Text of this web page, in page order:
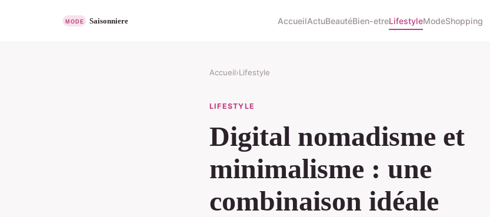
AccueilActuBeautéBien-etreLifestyleModeShopping
Accueil›Lifestyle
LIFESTYLE
Digital nomadisme et
minimalisme : une
combinaison idéale